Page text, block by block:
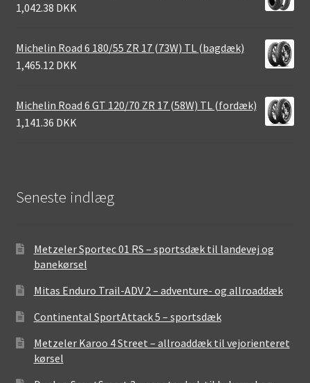
1,042.38 DKK
Michelin Road 6 180/55 ZR 17 (73W) TL (bagdæk)
1,465.12 DKK
Michelin Road 6 GT 120/70 ZR 17 (58W) TL (fordæk)
1,141.36 DKK
Seneste indlæg
Metzeler Sportec 01 RS – sportsdæk til landevej og
banekørsel
Mitas Enduro Trail-ADV 2 – adventure- og allroaddæk
Continental SportAttack 5 – sportsdæk
Metzeler Karoo 4 Street – allroaddæk til vejorienteret
kørsel